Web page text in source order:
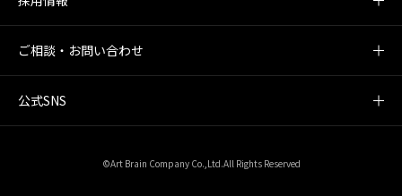
ご相談・お問い合わせ
公式SNS
©Art Brain Company Co.,Ltd.All Rights Reserved